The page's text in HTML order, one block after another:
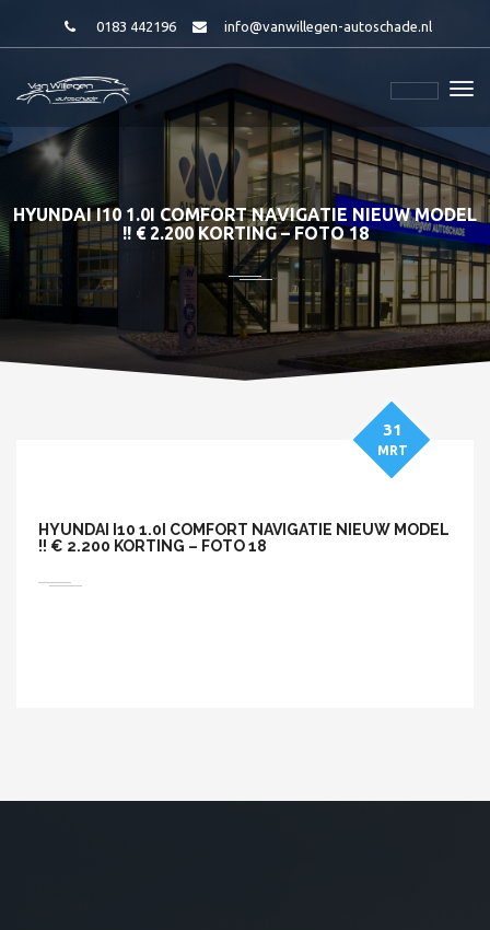
0183 442196 info@vanwillegen-autoschade.nl
HYUNDAI I10 1.0I COMFORT NAVIGATIE NIEUW MODEL
!! € 2.200 KORTING – FOTO 18
HYUNDAI I10 1.0I COMFORT NAVIGATIE NIEUW MODEL
!! € 2.200 KORTING – FOTO 18
31
MRT